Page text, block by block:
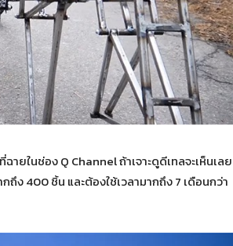
ยในช่อง Q Channel ถ้าเจาะดูดีเทลจะเห็นเลย
ง 400 ชิ้น และต้องใช้เวลามากถึง 7 เดือนกว่า